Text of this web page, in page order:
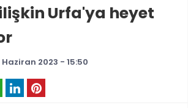
Urfa'ya heyet
Haziran 2023 - 15:50